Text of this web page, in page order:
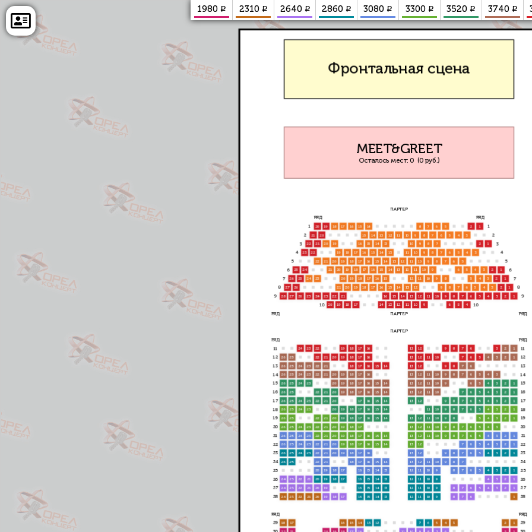
1980 ₽ 2310 ₽ 2640 ₽ 2860 ₽ 3080 ₽ 3300 ₽ 3520 ₽ 3740 ₽